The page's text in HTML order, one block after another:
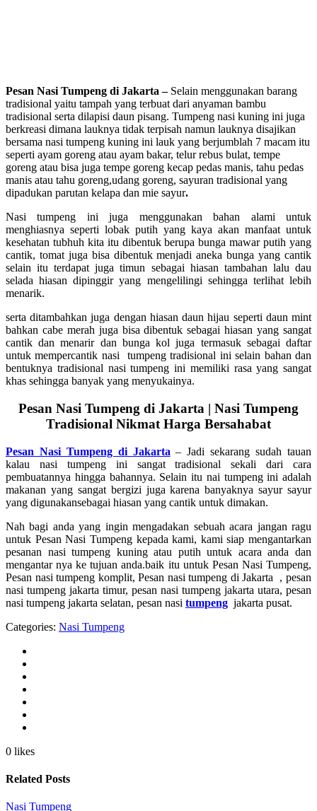
Pesan Nasi Tumpeng di Jakarta – Selain menggunakan barang
tradisional yaitu tampah yang terbuat dari anyaman bambu
tradisional serta dilapisi daun pisang. Tumpeng nasi kuning ini juga
berkreasi dimana lauknya tidak terpisah namun lauknya disajikan
bersama nasi tumpeng kuning ini lauk yang berjumblah 7 macam itu
seperti ayam goreng atau ayam bakar, telur rebus bulat, tempe
goreng atau bisa juga tempe goreng kecap pedas manis, tahu pedas
manis atau tahu goreng,udang goreng, sayuran tradisional yang
dipadukan parutan kelapa dan mie sayur.
Nasi tumpeng ini juga menggunakan bahan alami untuk
menghiasnya seperti lobak putih yang kaya akan manfaat untuk
kesehatan tubhuh kita itu dibentuk berupa bunga mawar putih yang
cantik, tomat juga bisa dibentuk menjadi aneka bunga yang cantik
selain itu terdapat juga timun sebagai hiasan tambahan lalu dau
selada hiasan dipinggir yang mengelilingi sehingga terlihat lebih
menarik.
serta ditambahkan juga dengan hiasan daun hijau seperti daun mint
bahkan cabe merah juga bisa dibentuk sebagai hiasan yang sangat
cantik dan menarir dan bunga kol juga termasuk sebagai daftar
untuk mempercantik nasi tumpeng tradisional ini selain bahan dan
bentuknya tradisional nasi tumpeng ini memiliki rasa yang sangat
khas sehingga banyak yang menyukainya.
Pesan Nasi Tumpeng di Jakarta | Nasi Tumpeng
Tradisional Nikmat Harga Bersahabat
Pesan Nasi Tumpeng di Jakarta – Jadi sekarang sudah tauan
kalau nasi tumpeng ini sangat tradisional sekali dari cara
pembuatannya hingga bahannya. Selain itu nai tumpeng ini adalah
makanan yang sangat bergizi juga karena banyaknya sayur sayur
yang digunakansebagai hiasan yang cantik untuk dimakan.
Nah bagi anda yang ingin mengadakan sebuah acara jangan ragu
untuk Pesan Nasi Tumpeng kepada kami, kami siap mengantarkan
pesanan nasi tumpeng kuning atau putih untuk acara anda dan
mengantar nya ke tujuan anda.baik itu untuk Pesan Nasi Tumpeng,
Pesan nasi tumpeng komplit, Pesan nasi tumpeng di Jakarta , pesan
nasi tumpeng jakarta timur, pesan nasi tumpeng jakarta utara, pesan
nasi tumpeng jakarta selatan, pesan nasi tumpeng jakarta pusat.
Categories: Nasi Tumpeng
0 likes
Related Posts
Nasi Tumpeng